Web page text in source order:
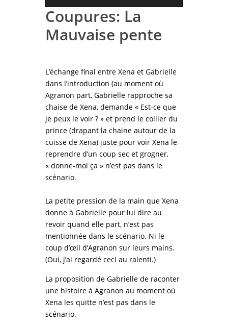
Coupures: La
Mauvaise pente
L’échange final entre Xena et Gabrielle
dans l’introduction (au moment où
Agranon part, Gabrielle rapproche sa
chaise de Xena, demande « Est-ce que
je peux le voir ? » et prend le collier du
prince (drapant la chaine autour de la
cuisse de Xena) juste pour voir Xena le
reprendre d’un coup sec et grogner,
« donne-moi ça » n’est pas dans le
scénario.
La petite pression de la main que Xena
donne à Gabrielle pour lui dire au
revoir quand elle part, n’est pas
mentionnée dans le scénario. Ni le
coup d’œil d’Agranon sur leurs mains.
(Oui, j’ai regardé ceci au ralenti.)
La proposition de Gabrielle de raconter
une histoire à Agranon au moment où
Xena les quitte n’est pas dans le
scénario.